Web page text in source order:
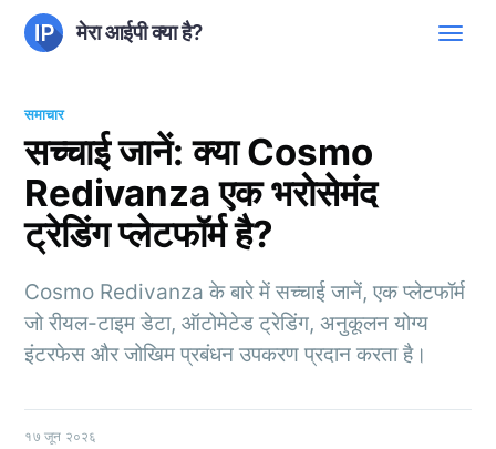
मेरा आईपी क्या है?
समाचार
सच्चाई जानें: क्या Cosmo
Redivanza एक भरोसेमंद
ट्रेडिंग प्लेटफॉर्म है?
Cosmo Redivanza के बारे में सच्चाई जानें, एक प्लेटफॉर्म
जो रीयल-टाइम डेटा, ऑटोमेटेड ट्रेडिंग, अनुकूलन योग्य
इंटरफेस और जोखिम प्रबंधन उपकरण प्रदान करता है।
१७ जून २०२६